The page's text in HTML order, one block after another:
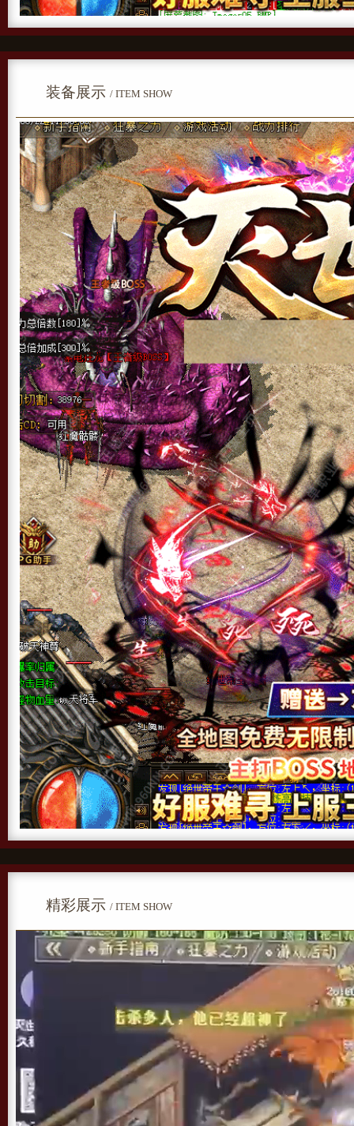
装备展示 / ITEM SHOW
精彩展示 / ITEM SHOW